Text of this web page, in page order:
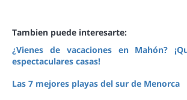
Tambien puede interesarte:
¿Vienes de vacaciones en Mahón?
espectaculares casas!
Las 7 mejores playas del sur de Menorca